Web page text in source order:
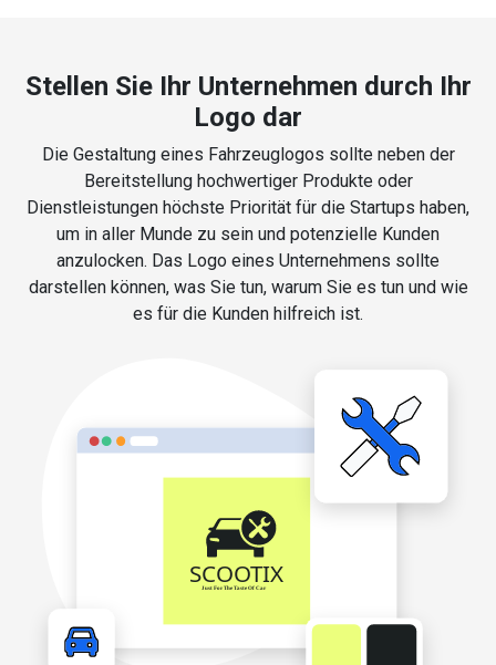
Stellen Sie Ihr Unternehmen durch Ihr
Logo dar
Die Gestaltung eines Fahrzeuglogos sollte neben der
Bereitstellung hochwertiger Produkte oder
Dienstleistungen höchste Priorität für die Startups haben,
um in aller Munde zu sein und potenzielle Kunden
anzulocken. Das Logo eines Unternehmens sollte
darstellen können, was Sie tun, warum Sie es tun und wie
es für die Kunden hilfreich ist.